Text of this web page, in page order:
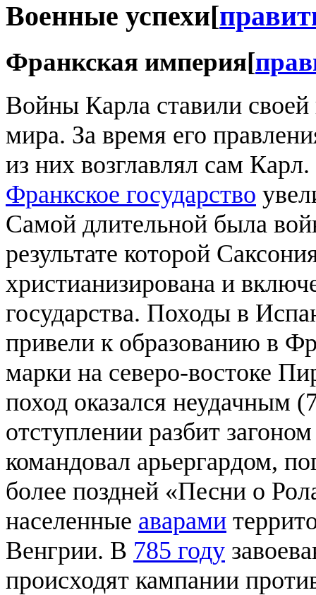
Военные успехи[
Франкская империя[
Войны Карла ставили
мира. За время его
из них возглавлял сам
Франкское государство
Самой длительной была
результате которой
христианизирована и
государства. Походы в
привели к образованию в
марки на северо-востоке
поход оказался неудачным
отступлении разбит
командовал арьергардом,
более поздней «Песни о
населенные аварами
Венгрии. В 785 году
происходят кампании